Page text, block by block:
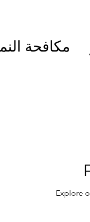
مكافحة
Explore